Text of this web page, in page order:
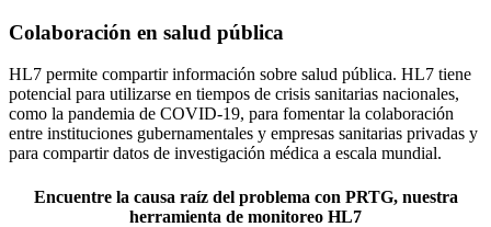
Colaboración en salud pública
HL7 permite compartir información sobre salud pública. HL7 tiene
potencial para utilizarse en tiempos de crisis sanitarias nacionales,
como la pandemia de COVID-19, para fomentar la colaboración
entre instituciones gubernamentales y empresas sanitarias privadas y
para compartir datos de investigación médica a escala mundial.
Encuentre la causa raíz del problema con PRTG, nuestra
herramienta de monitoreo HL7